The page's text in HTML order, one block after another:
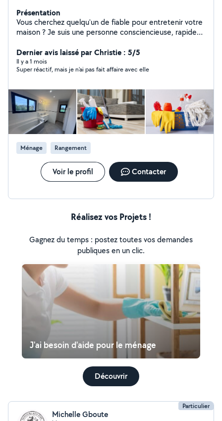
Présentation
Vous cherchez quelqu'un de fiable pour entretenir votre
maison ? Je suis une personne consciencieuse, rapide
nettoyage ou un entretien régulier, je m'occupe de tout
avec soin et bonne humeur. Contactez-moi, et votre
intérieur retrouvera tout son éclat !
Dernier avis laissé par Christie : 5/5
Il y a 1 mois
Super réactif, mais je n’ai pas fait affaire avec elle
Ménage Rangement
Voir le profil Contacter
Réalisez vos Projets !
Gagnez du temps : postez toutes vos demandes
publiques en un clic.
J'ai besoin d'aide pour le ménage
Découvrir
Particulier
Michelle Gboute